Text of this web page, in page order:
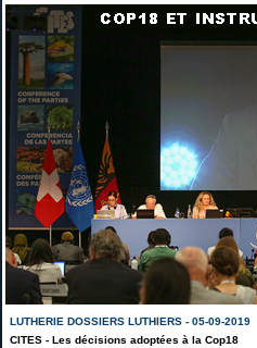
LUTHERIE DOSSIERS LUTHIERS - 05-09-2019
CITES - Les décisions adoptées à la Cop18